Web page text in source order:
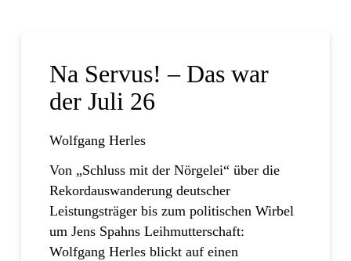
Na Servus! – Das war
der Juli 26
Wolfgang Herles
Von „Schluss mit der Nörgelei“ über die
Rekordauswanderung deutscher
Leistungsträger bis zum politischen Wirbel
um Jens Spahns Leihmutterschaft:
Wolfgang Herles blickt auf einen